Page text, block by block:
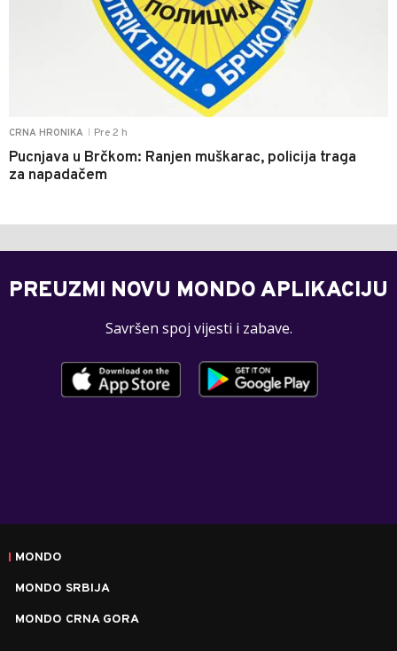
CRNA HRONIKA Pre 2 h
Pucnjava u Brčkom: Ranjen muškarac, policija traga
za napadačem
PREUZMI NOVU MONDO APLIKACIJU
Savršen spoj vijesti i zabave.
MONDO
MONDO SRBIJA
MONDO CRNA GORA